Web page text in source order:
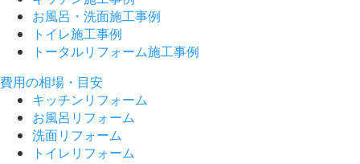
お風呂・洗面施工事例
トイレ施工事例
トータルリフォーム施工事例
費用の相場・目安
キッチンリフォーム
お風呂リフォーム
洗面リフォーム
トイレリフォーム